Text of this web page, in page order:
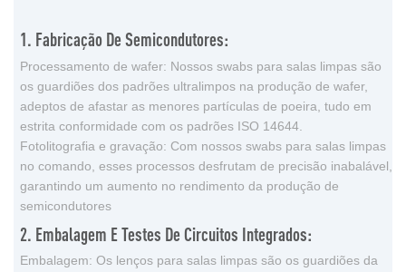
1. Fabricação De Semicondutores:
Processamento de wafer: Nossos swabs para salas limpas são
os guardiões dos padrões ultralimpos na produção de wafer,
adeptos de afastar as menores partículas de poeira, tudo em
estrita conformidade com os padrões ISO 14644.
Fotolitografia e gravação: Com nossos swabs para salas limpas
no comando, esses processos desfrutam de precisão inabalável,
garantindo um aumento no rendimento da produção de
semicondutores
2. Embalagem E Testes De Circuitos Integrados:
Embalagem: Os lenços para salas limpas são os guardiões da